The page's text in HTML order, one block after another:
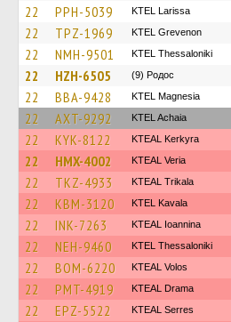
22 PPH-5039 KTEL Larissa
22 TPZ-1969 ΚΤΕL Grevenon
22 NMH-9501 KTEL Thessaloniki
22 HZH-6505 (9) Родос
22 BBA-9428 ΚΤΕL Magnesia
22 AXT-9292 KTEL Achaia
22 KYK-8122 KTEAL Kerkyra
22 HMX-4002 KTEAL Veria
22 TKZ-4933 KTEAL Trikala
22 KBM-3120 KTEL Kavala
22 INK-7263 KTEAL Ioannina
22 NEH-9460 KTEL Thessaloniki
22 BOM-6220 KTEAL Volos
22 PMT-4919 KTEAL Drama
22 EPZ-5522 KTEAL Serres